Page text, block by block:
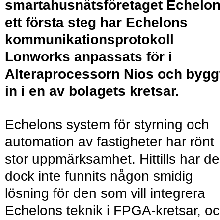
smartahusnätsföretaget
ett första steg har Echelons
kommunikationsprotokoll
Lonworks anpassats för i
Alteraprocessorn Nios och
in i en av bolagets kretsar.
Echelons system för styrning och
automation av fastigheter har rönt
stor uppmärksamhet. Hittills har
dock inte funnits någon smidig
lösning för den som vill integrera
Echelons teknik i FPGA-kretsar,